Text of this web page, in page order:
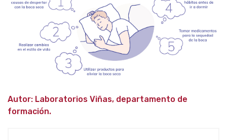
Autor: Laboratorios Viñas, departamento de
formación.